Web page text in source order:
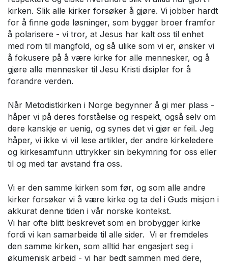
kirken. Slik alle kirker forsøker å gjøre. Vi jobber hardt
for å finne gode løsninger, som bygger broer framfor
å polarisere - vi tror, at Jesus har kalt oss til enhet
med rom til mangfold, og så ulike som vi er, ønsker vi
å fokusere på å være kirke for alle mennesker, og å
gjøre alle mennesker til Jesu Kristi disipler for å
forandre verden.
Når Metodistkirken i Norge begynner å gi mer plass -
håper vi på deres forståelse og respekt, også selv om
dere kanskje er uenig, og synes det vi gjør er feil. Jeg
håper, vi ikke vi vil lese artikler, der andre kirkeledere
og kirkesamfunn uttrykker sin bekymring for oss eller
til og med tar avstand fra oss.
Vi er den samme kirken som før, og som alle andre
kirker forsøker vi å være kirke og ta del i Guds misjon i
akkurat denne tiden i vår norske kontekst.
Vi har ofte blitt beskrevet som en brobygger kirke
fordi vi kan samarbeide til alle sider. Vi er fremdeles
den samme kirken, som alltid har engasjert seg i
økumenisk arbeid - vi har bedt sammen med dere,